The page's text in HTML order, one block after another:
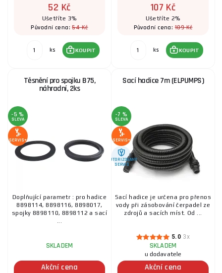
u dodavatele
Vřeteno náhradní, sada 3ks, sestava dílů 24, 25, 27
SKLADEM KOUPIT 310 Kč
Univerzální hadicová přípojka 1 ¼“ IG
SKLADEM u dodavatele ks KOUPIT 82 Kč
SKLADEM ks KOUPIT 593 Kč
Sací hadice 7m (ELPUMPS)
52 Kč
Ušetříte 3%
Původní cena:54 Kč
ks KOUPIT
107 Kč
Ušetříte 2%
Původní cena:109 Kč
ks KOUPIT
Těsnění pro spojku B75,
náhradní, 2ks
-5 %
SLEVA
SERVIS+
Doplňující parametr : pro hadice
8898114, 8898116, 8898017,
spojky 8898110, 8898112 a sací
...
SKLADEM
Akční cena
Sací hadice 7m (ELPUMPS)
-7 %
SLEVA
SERVIS+
AUTORIZOVANÝ
SERVIS
Sací hadice je určena pro přenos
vody při zásobování čerpadel ze
zdrojů a sacích míst. Od ...
5.0 3x
SKLADEM
u dodavatele
Akční cena